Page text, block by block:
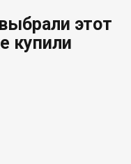
этот
купили